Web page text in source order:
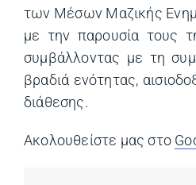
των Μέσων Μαζικής
με την παρουσία τους
συμβάλλοντας με τη
βραδιά ενότητας,
διάθεσης.
Ακολουθείστε μας στο